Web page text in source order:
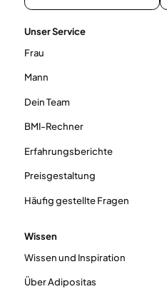
Unser Service
Frau
Mann
Dein Team
BMI-Rechner
Erfahrungsberichte
Preisgestaltung
Häufig gestellte Fragen
Wissen
Wissen und Inspiration
Über Adipositas